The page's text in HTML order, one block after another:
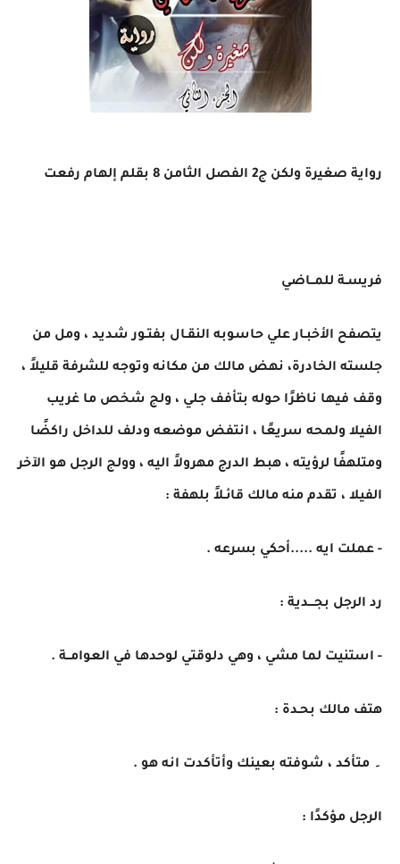
رواية صغيرة ولكن ج2 الفصل الثامن 8 بقلم إلهام رفعت
فريسـة للمــاضي
يتصفح الأخبـار علي حاسوبه النقـال بفتـور شديد ، ومل من
جلسته الخادرة، نهض مالك من مكانه وتوجه للشرفة قليلاً ،
وقف فيها ناظرًا حوله بتأفف جلي ، ولج شخص ما غريب
الفيلا ولمحه سريعًا ، انتفض موضعه ودلف للداخل راكضًا
ومتلهفًا لرؤيته ، هبط الدرج مهرولاً اليه ، وولج الرجل هو الآخر
الفيلا ، تقدم منه مالك قائـلاً بلهفة :
- عملت ايه .....أحكي بسرعه .
رد الرجل بجـــدية :
- استنيت لما مشي ، وهي دلوقتي لوحدها في العوامــة .
هتف مالك بحـدة :
۔ متأكد ، شوفته بعينك وأتأكدت انه هو .
الرجل مؤكدًا :